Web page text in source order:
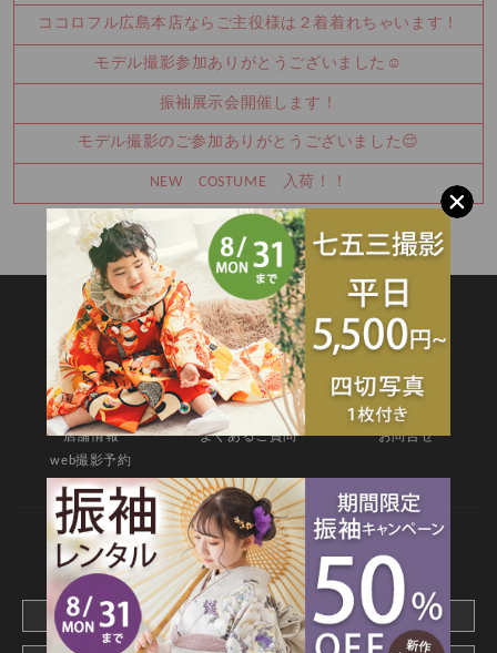
ココロフル広島本店ならご主役様は２着着れちゃいます！
モデル撮影参加ありがとうございました☺
振袖展示会開催します！
モデル撮影のご参加ありがとうございました😌
NEW COSTUME 入荷！！
SITEMAP
TOP 新着情報
撮影メニュー
料金・商品
キャンペーン
衣装カタログ
店舗情報
よくあるご質問
お問合せ
web撮影予約
CONTACT
webでご予約はこちら